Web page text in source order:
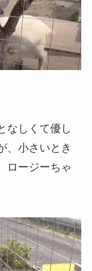
なしくて優し
、小さいとき
ロージーちゃ